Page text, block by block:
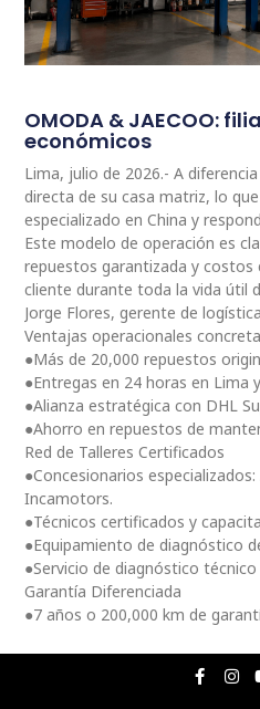
OMODA & JAECOO:
económicos
Lima, julio de 2026.- A
directa de su casa matriz, lo
especializado en China y
Este modelo de operación es
repuestos garantizada y
cliente durante toda la vida útil
Jorge Flores, gerente de
Ventajas operacionales
●Más de 20,000 repuestos
●Entregas en 24 horas en Lima
●Alianza estratégica con DHL
●Ahorro en repuestos de
Red de Talleres Certificados
●Concesionarios
Incamotors.
●Técnicos certificados y
●Equipamiento de diagnóstico
●Servicio de diagnóstico
Garantía Diferenciada
●7 años o 200,000 km de
F
a
I
n